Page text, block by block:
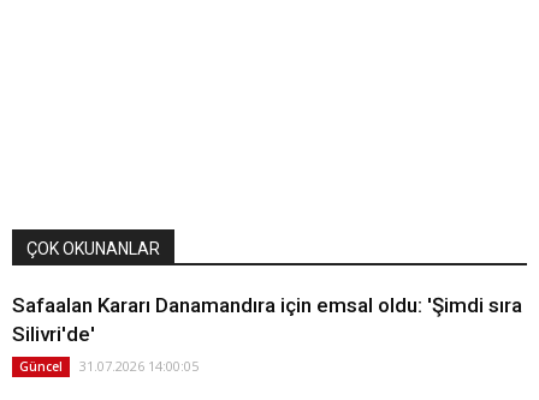
ÇOK OKUNANLAR
Safaalan Kararı Danamandıra için emsal oldu: 'Şimdi sıra
Silivri'de'
Güncel 31.07.2026 14:00:05